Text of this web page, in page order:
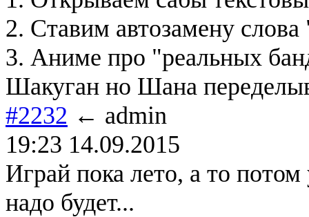
2. Ставим автозамену
3. Аниме про "реальных
Шакуган но Шана
#2232 ← admin
19:23 14.09.2015
Играй пока лето, а то
надо будет...